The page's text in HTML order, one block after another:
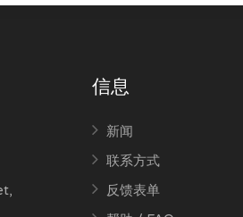
信息
新闻
联系方式
反馈表单